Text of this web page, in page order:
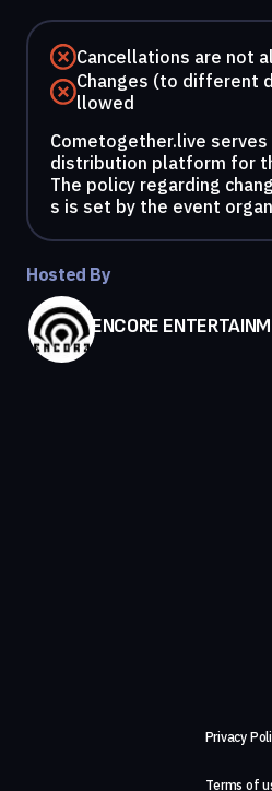
Cancellations are not
Changes (to different
llowed
Cometogether.live
distribution platform for
The policy regarding
s is set by the event
Hosted By
ENCORE
Privacy
Terms of